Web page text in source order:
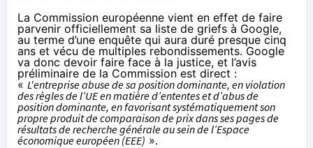
La Commission européenne vient en effet de faire
parvenir officiellement sa liste de griefs à Google,
au terme d’une enquête qui aura duré presque cinq
ans et vécu de multiples rebondissements. Google
va donc devoir faire face à la justice, et l’avis
préliminaire de la Commission est direct :
« L'entreprise abuse de sa position dominante, en violation
des règles de l’UE en matière d’ententes et d’abus de
position dominante, en favorisant systématiquement son
propre produit de comparaison de prix dans ses pages de
résultats de recherche générale au sein de l’Espace
économique européen (EEE) ».